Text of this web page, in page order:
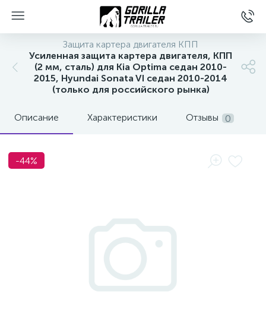
Защита картера двигателя КПП
Усиленная защита картера двигателя, КПП
(2 мм, сталь) для Kia Optima седан 2010-
2015, Hyundai Sonata VI седан 2010-2014
(только для российского рынка)
Описание Характеристики Отзывы 0
-44%